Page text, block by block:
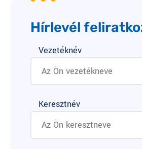
Hírlevél
Vezetéknév
Keresztnév